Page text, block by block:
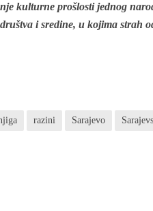
kulturne prošlosti jednog
i sredine, u kojima strah
razini Sarajevo